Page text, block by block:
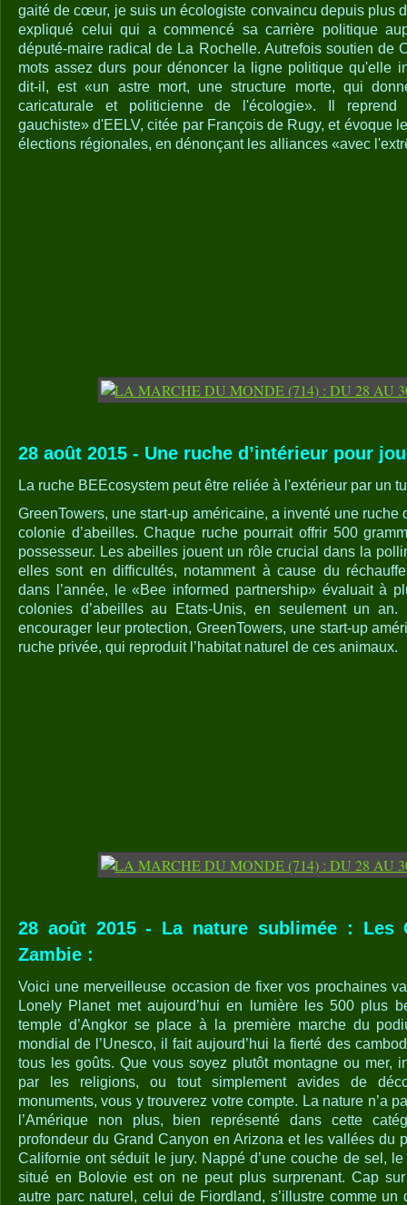
gaité de cœur, je suis un écologiste convaincu depuis plus
expliqué celui qui a commencé sa carrière politique
député-maire radical de La Rochelle. Autrefois soutien de
mots assez durs pour dénoncer la ligne politique qu'elle
dit-il, est «un astre mort, une structure morte, qui
caricaturale et politicienne de l'écologie». Il reprend
gauchiste» d'EELV, citée par François de Rugy, et évoque
élections régionales, en dénonçant les alliances «avec
28 août 2015 - Une ruche d’intérieur pour
La ruche BEEcosystem peut être reliée à l'extérieur par un
GreenTowers, une start-up américaine, a inventé une ruche
colonie d’abeilles. Chaque ruche pourrait offrir 500
possesseur. Les abeilles jouent un rôle crucial dans la
elles sont en difficultés, notamment à cause du
dans l’année, le «Bee informed partnership» évaluait à
colonies d’abeilles au Etats-Unis, en seulement un
encourager leur protection, GreenTowers, une start-up
ruche privée, qui reproduit l’habitat naturel de ces animaux.
28 août 2015 - La nature sublimée : Les
Zambie :
Voici une merveilleuse occasion de fixer vos prochaines
Lonely Planet met aujourd’hui en lumière les 500 plus
temple d’Angkor se place à la première marche du
mondial de l’Unesco, il fait aujourd’hui la fierté des
tous les goûts. Que vous soyez plutôt montagne ou mer,
par les religions, ou tout simplement avides de
monuments, vous y trouverez votre compte. La nature n’a
l’Amérique non plus, bien représenté dans cette
profondeur du Grand Canyon en Arizona et les vallées du
Californie ont séduit le jury. Nappé d’une couche de sel,
situé en Bolovie est on ne peut plus surprenant. Cap
autre parc naturel, celui de Fiordland, s’illustre comme